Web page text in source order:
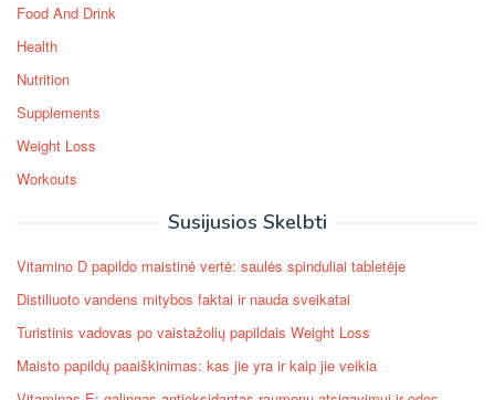
Food And Drink
Health
Nutrition
Supplements
Weight Loss
Workouts
Susijusios Skelbti
Vitamino D papildo maistinė vertė: saulės spinduliai tabletėje
Distiliuoto vandens mitybos faktai ir nauda sveikatai
Turistinis vadovas po vaistažolių papildais Weight Loss
Maisto papildų paaiškinimas: kas jie yra ir kaip jie veikia